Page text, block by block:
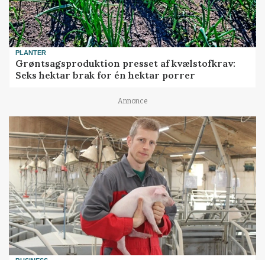
PLANTER
Grøntsagsproduktion presset af kvælstofkrav:
Seks hektar brak for én hektar porrer
Annonce